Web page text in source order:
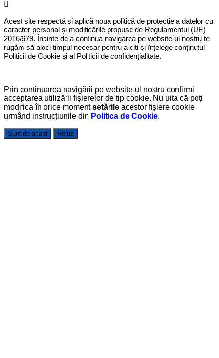
Acest site respectă și aplică noua politică de protecție a datelor cu
caracter personal și modificările propuse de Regulamentul (UE)
2016/679. Înainte de a continua navigarea pe website-ul nostru te
rugăm să aloci timpul necesar pentru a citi și înțelege conținutul
Politicii de Cookie și al Politicii de confidențialitate.
Prin continuarea navigării pe website-ul nostru confirmi
acceptarea utilizării fișierelor de tip cookie. Nu uita că poți
modifica în orice momentsetările acestor fișiere cookie
urmând instrucțiunile din Politica de Cookie.
Sunt de acord Refuz